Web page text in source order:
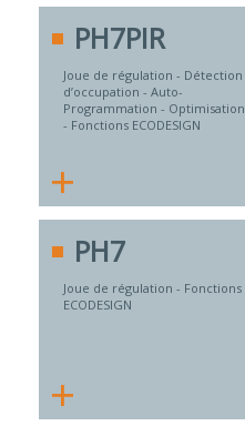
PH7PIR
Joue de régulation - Détection
d’occupation - Auto-
Programmation - Optimisation
- Fonctions ECODESIGN
+
PH7
Joue de régulation - Fonctions
ECODESIGN
+